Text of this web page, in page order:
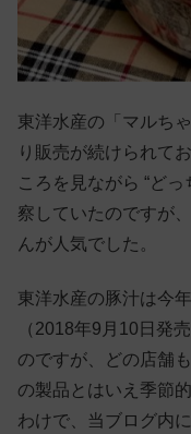
東洋水産の「マルち
り販売が続けられて
ころを見ながら “ど
察していたのですが
んが人気でした。
東洋水産の豚汁は今
（2018年9月10日発
のですが、どの店舗
の製品とはいえ季節
わけで、当ブログ内